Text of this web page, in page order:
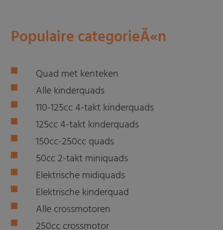
Populaire categorieÃ«n
Quad met kenteken
Alle kinderquads
110-125cc 4-takt kinderquads
125cc 4-takt kinderquads
150cc-250cc quads
50cc 2-takt miniquads
Elektrische midiquads
Elektrische kinderquad
Alle crossmotoren
250cc crossmotor